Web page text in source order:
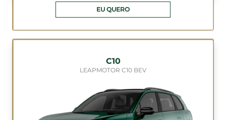
EU QUERO
C10
LEAPMOTOR C10 BEV